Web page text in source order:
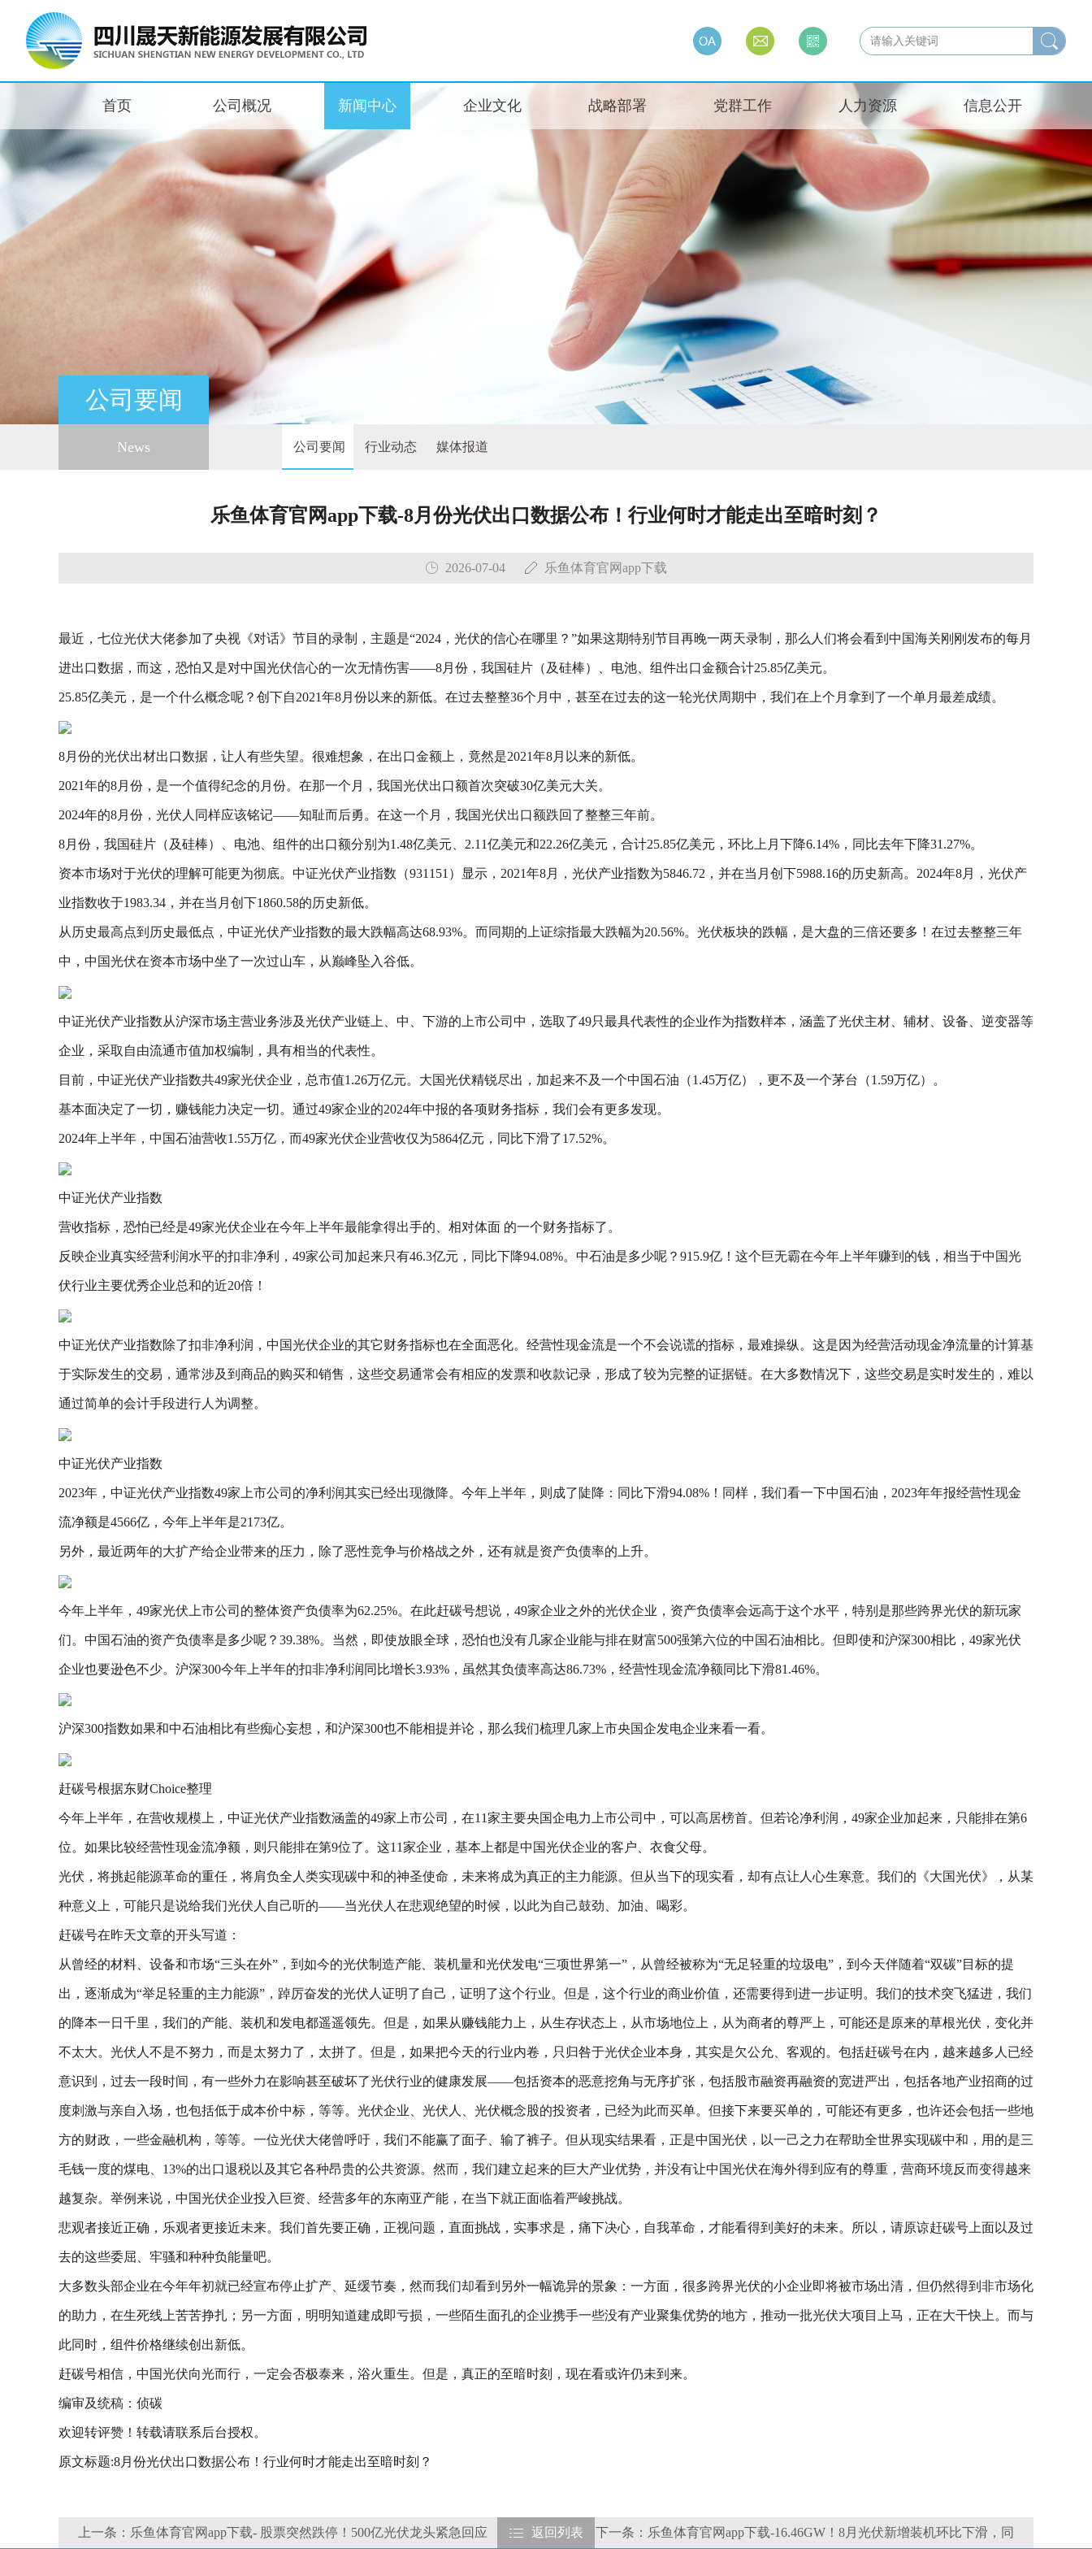
首页 公司概况 新闻中心 企业文化 战略部署 党群工作 人力资源 信息公开
公司要闻
News 公司要闻 行业动态 媒体报道
乐鱼体育官网app下载-8月份光伏出口数据公布！行业何时才能走出至暗时刻？
2026-07-04 乐鱼体育官网app下载
最近，七位光伏大佬参加了央视《对话》节目的录制，主题是“2024，光伏的信心在哪里？”如果这期特别节目再晚一两天录制，那么人们将会看到中国海关刚刚发布的每月
进出口数据，而这，恐怕又是对中国光伏信心的一次无情伤害——8月份，我国硅片（及硅棒）、电池、组件出口金额合计25.85亿美元。
25.85亿美元，是一个什么概念呢？创下自2021年8月份以来的新低。在过去整整36个月中，甚至在过去的这一轮光伏周期中，我们在上个月拿到了一个单月最差成绩。
8月份的光伏出材出口数据，让人有些失望。很难想象，在出口金额上，竟然是2021年8月以来的新低。
2021年的8月份，是一个值得纪念的月份。在那一个月，我国光伏出口额首次突破30亿美元大关。
2024年的8月份，光伏人同样应该铭记——知耻而后勇。在这一个月，我国光伏出口额跌回了整整三年前。
8月份，我国硅片（及硅棒）、电池、组件的出口额分别为1.48亿美元、2.11亿美元和22.26亿美元，合计25.85亿美元，环比上月下降6.14%，同比去年下降31.27%。
资本市场对于光伏的理解可能更为彻底。中证光伏产业指数（931151）显示，2021年8月，光伏产业指数为5846.72，并在当月创下5988.16的历史新高。2024年8月，光伏产
业指数收于1983.34，并在当月创下1860.58的历史新低。
从历史最高点到历史最低点，中证光伏产业指数的最大跌幅高达68.93%。而同期的上证综指最大跌幅为20.56%。光伏板块的跌幅，是大盘的三倍还要多！在过去整整三年
中，中国光伏在资本市场中坐了一次过山车，从巅峰坠入谷低。
中证光伏产业指数从沪深市场主营业务涉及光伏产业链上、中、下游的上市公司中，选取了49只最具代表性的企业作为指数样本，涵盖了光伏主材、辅材、设备、逆变器等
企业，采取自由流通市值加权编制，具有相当的代表性。
目前，中证光伏产业指数共49家光伏企业，总市值1.26万亿元。大国光伏精锐尽出，加起来不及一个中国石油（1.45万亿），更不及一个茅台（1.59万亿）。
基本面决定了一切，赚钱能力决定一切。通过49家企业的2024年中报的各项财务指标，我们会有更多发现。
2024年上半年，中国石油营收1.55万亿，而49家光伏企业营收仅为5864亿元，同比下滑了17.52%。
中证光伏产业指数
营收指标，恐怕已经是49家光伏企业在今年上半年最能拿得出手的、相对体面 的一个财务指标了。
反映企业真实经营利润水平的扣非净利，49家公司加起来只有46.3亿元，同比下降94.08%。中石油是多少呢？915.9亿！这个巨无霸在今年上半年赚到的钱，相当于中国光
伏行业主要优秀企业总和的近20倍！
中证光伏产业指数除了扣非净利润，中国光伏企业的其它财务指标也在全面恶化。经营性现金流是一个不会说谎的指标，最难操纵。‌这是因为经营活动现金净流量的计算基
于实际发生的交易，通常涉及到商品的购买和销售，这些交易通常会有相应的发票和收款记录，形成了较为完整的证据链。在大多数情况下，这些交易是实时发生的，难以
通过简单的会计手段进行人为调整。
中证光伏产业指数
2023年，中证光伏产业指数49家上市公司的净利润其实已经出现微降。今年上半年，则成了陡降：同比下滑94.08%！同样，我们看一下中国石油，2023年年报经营性现金
流净额是4566亿，今年上半年是2173亿。
另外，最近两年的大扩产给企业带来的压力，除了恶性竞争与价格战之外，还有就是资产负债率的上升。
今年上半年，49家光伏上市公司的整体资产负债率为62.25%。在此赶碳号想说，49家企业之外的光伏企业，资产负债率会远高于这个水平，特别是那些跨界光伏的新玩家
们。中国石油的资产负债率是多少呢？39.38%。当然，即使放眼全球，恐怕也没有几家企业能与排在财富500强第六位的中国石油相比。但即使和沪深300相比，49家光伏
企业也要逊色不少。沪深300今年上半年的扣非净利润同比增长3.93%，虽然其负债率高达86.73%，经营性现金流净额同比下滑81.46%。
沪深300指数如果和中石油相比有些痴心妄想，和沪深300也不能相提并论，那么我们梳理几家上市央国企发电企业来看一看。
赶碳号根据东财Choice整理
今年上半年，在营收规模上，中证光伏产业指数涵盖的49家上市公司，在11家主要央国企电力上市公司中，可以高居榜首。但若论净利润，49家企业加起来，只能排在第6
位。如果比较经营性现金流净额，则只能排在第9位了。这11家企业，基本上都是中国光伏企业的客户、衣食父母。
光伏，将挑起能源革命的重任，将肩负全人类实现碳中和的神圣使命，未来将成为真正的主力能源。但从当下的现实看，却有点让人心生寒意。我们的《大国光伏》，从某
种意义上，可能只是说给我们光伏人自己听的——当光伏人在悲观绝望的时候，以此为自己鼓劲、加油、喝彩。
赶碳号在昨天文章的开头写道：
从曾经的材料、设备和市场“三头在外”，到如今的光伏制造产能、装机量和光伏发电“三项世界第一”，从曾经被称为“无足轻重的垃圾电”，到今天伴随着“双碳”目标的提
出，逐渐成为“举足轻重的主力能源”，踔厉奋发的光伏人证明了自己，证明了这个行业。但是，这个行业的商业价值，还需要得到进一步证明。我们的技术突飞猛进，我们
的降本一日千里，我们的产能、装机和发电都遥遥领先。但是，如果从赚钱能力上，从生存状态上，从市场地位上，从为商者的尊严上，可能还是原来的草根光伏，变化并
不太大。光伏人不是不努力，而是太努力了，太拼了。但是，如果把今天的行业内卷，只归咎于光伏企业本身，其实是欠公允、客观的。包括赶碳号在内，越来越多人已经
意识到，过去一段时间，有一些外力在影响甚至破坏了光伏行业的健康发展——包括资本的恶意挖角与无序扩张，包括股市融资再融资的宽进严出，包括各地产业招商的过
度刺激与亲自入场，也包括低于成本价中标，等等。光伏企业、光伏人、光伏概念股的投资者，已经为此而买单。但接下来要买单的，可能还有更多，也许还会包括一些地
方的财政，一些金融机构，等等。一位光伏大佬曾呼吁，我们不能赢了面子、输了裤子。但从现实结果看，正是中国光伏，以一己之力在帮助全世界实现碳中和，用的是三
毛钱一度的煤电、13%的出口退税以及其它各种昂贵的公共资源。然而，我们建立起来的巨大产业优势，并没有让中国光伏在海外得到应有的尊重，营商环境反而变得越来
越复杂。举例来说，中国光伏企业投入巨资、经营多年的东南亚产能，在当下就正面临着严峻挑战。
悲观者接近正确，乐观者更接近未来。我们首先要正确，正视问题，直面挑战，实事求是，痛下决心，自我革命，才能看得到美好的未来。所以，请原谅赶碳号上面以及过
去的这些委屈、牢骚和种种负能量吧。
大多数头部企业在今年年初就已经宣布停止扩产、延缓节奏，然而我们却看到另外一幅诡异的景象：一方面，很多跨界光伏的小企业即将被市场出清，但仍然得到非市场化
的助力，在生死线上苦苦挣扎；另一方面，明明知道建成即亏损，一些陌生面孔的企业携手一些没有产业聚集优势的地方，推动一批光伏大项目上马，正在大干快上。而与
此同时，组件价格继续创出新低。
赶碳号相信，中国光伏向光而行，一定会否极泰来，浴火重生。但是，真正的至暗时刻，现在看或许仍未到来。
编审及统稿：侦碳
欢迎转评赞！转载请联系后台授权。
原文标题:8月份光伏出口数据公布！行业何时才能走出至暗时刻？
上一条：乐鱼体育官网app下载- 股票突然跌停！500亿光伏龙头紧急回应 返回列表 下一条：乐鱼体育官网app下载-16.46GW！8月光伏新增装机环比下滑，同